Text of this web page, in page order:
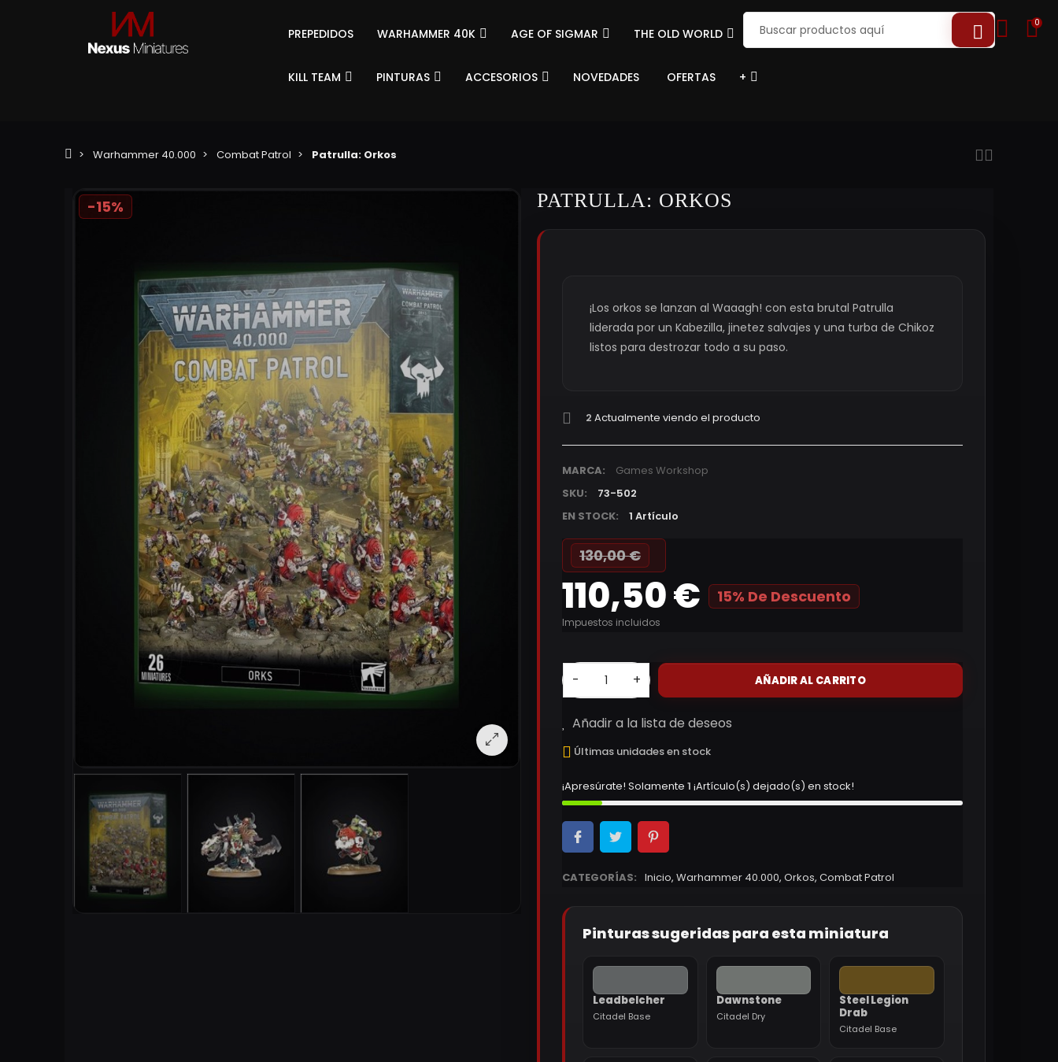
PREPEDIDOS WARHAMMER 40K AGE OF SIGMAR THE OLD WORLD
KILL TEAM PINTURAS ACCESORIOS NOVEDADES OFERTAS +
0
Warhammer 40.000 Combat Patrol Patrulla: Orkos
-15% PATRULLA: ORKOS
¡Los orkos se lanzan al Waaagh! con esta brutal Patrulla
liderada por un Kabezilla, jinetez salvajes y una turba de Chikoz
listos para destrozar todo a su paso.
2 Actualmente viendo el producto
MARCA:
Games Workshop
SKU:
73-502
EN STOCK:
1 Artículo
130,00 €
110,50 € 15% De Descuento
Impuestos incluidos
- + AÑADIR AL CARRITO
Añadir a la lista de deseos
Últimas unidades en stock
¡Apresúrate! Solamente 1 ¡Artículo(s) dejado(s) en stock!
CATEGORÍAS: Inicio, Warhammer 40.000, Orkos, Combat Patrol
Pinturas sugeridas para esta miniatura
Leadbelcher
Citadel Base
Dawnstone
Citadel Dry
Steel Legion
Drab
Citadel Base